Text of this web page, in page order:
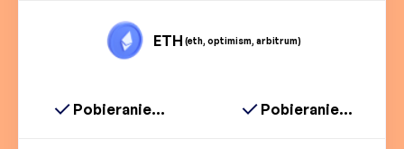
ETH (eth, optimism, arbitrum)
Pobieranie... Pobieranie...